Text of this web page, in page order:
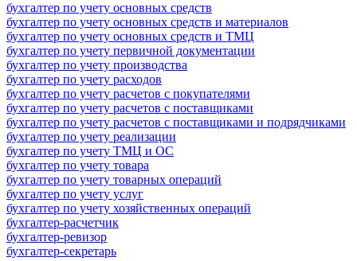
бухгалтер по учету основных средств
бухгалтер по учету основных средств и материалов
бухгалтер по учету основных средств и ТМЦ
бухгалтер по учету первичной документации
бухгалтер по учету производства
бухгалтер по учету расходов
бухгалтер по учету расчетов с покупателями
бухгалтер по учету расчетов с поставщиками
бухгалтер по учету расчетов с поставщиками и подрядчиками
бухгалтер по учету реализации
бухгалтер по учету ТМЦ и ОС
бухгалтер по учету товара
бухгалтер по учету товарных операций
бухгалтер по учету услуг
бухгалтер по учету хозяйственных операций
бухгалтер-расчетчик
бухгалтер-ревизор
бухгалтер-секретарь